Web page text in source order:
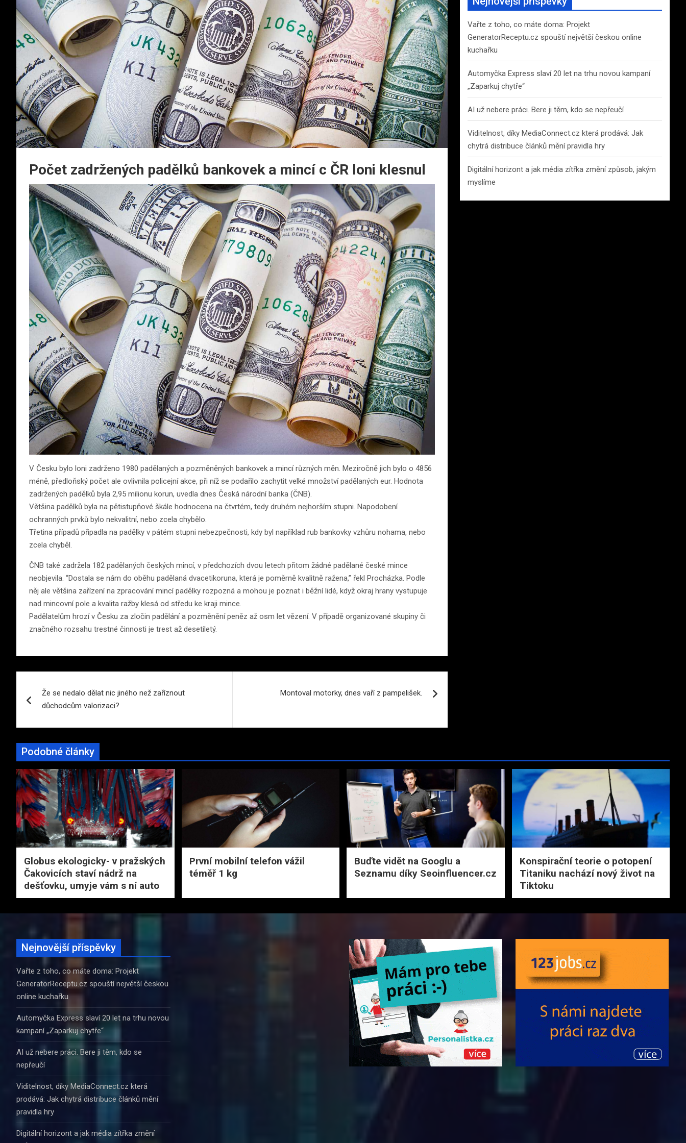
Počet zadržených padělků bankovek a mincí c ČR loni klesnul
V Česku bylo loni zadrženo 1980 padělaných a pozměněných bankovek a mincí různých měn. Meziročně jich bylo o 4856
méně, předloňský počet ale ovlivnila policejní akce, při níž se podařilo zachytit velké množství padělaných eur. Hodnota
zadržených padělků byla 2,95 milionu korun, uvedla dnes Česká národní banka (ČNB).
Většina padělků byla na pětistupňové škále hodnocena na čtvrtém, tedy druhém nejhorším stupni. Napodobení
ochranných prvků bylo nekvalitní, nebo zcela chybělo.
Třetina případů připadla na padělky v pátém stupni nebezpečnosti, kdy byl například rub bankovky vzhůru nohama, nebo
zcela chyběl.
ČNB také zadržela 182 padělaných českých mincí, v předchozích dvou letech přitom žádné padělané české mince
neobjevila. “Dostala se nám do oběhu padělaná dvacetikoruna, která je poměrně kvalitně ražena,” řekl Procházka. Podle
něj ale většina zařízení na zpracování mincí padělky rozpozná a mohou je poznat i běžní lidé, když okraj hrany vystupuje
nad mincovní pole a kvalita ražby klesá od středu ke kraji mince.
Padělatelům hrozí v Česku za zločin padělání a pozměnění peněz až osm let vězení. V případě organizované skupiny či
značného rozsahu trestné činnosti je trest až desetiletý.
pro
příspěvek
Že se nedalo dělat nic jiného než zaříznout
důchodcům valorizaci?
Montoval motorky, dnes vaří z pampelišek.
h
Vařte z toho, co máte doma: Projekt
GeneratorReceptu.cz spouští největší českou online
kuchařku
Automyčka Express slaví 20 let na trhu novou kampaní
„Zaparkuj chytře“
AI už nebere práci. Bere ji těm, kdo se nepřeučí
Viditelnost, díky MediaConnect.cz která prodává: Jak
chytrá distribuce článků mění pravidla hry
Digitální horizont a jak média zítřka změní způsob, jakým
myslíme
Podobné články
Globus ekologicky- v pražských
Čakovicích staví nádrž na
dešťovku, umyje vám s ní auto
První mobilní telefon vážil
téměř 1 kg
Buďte vidět na Googlu a
Seznamu díky Seoinfluencer.cz
Konspirační teorie o potopení
Titaniku nachází nový život na
Tiktoku
Nejnovější příspěvky
Vařte z toho, co máte doma: Projekt
GeneratorReceptu.cz spouští největší českou
online kuchařku
Automyčka Express slaví 20 let na trhu novou
kampaní „Zaparkuj chytře“
AI už nebere práci. Bere ji těm, kdo se
nepřeučí
Viditelnost, díky MediaConnect.cz která
prodává: Jak chytrá distribuce článků mění
pravidla hry
Digitální horizont a jak média zítřka změní